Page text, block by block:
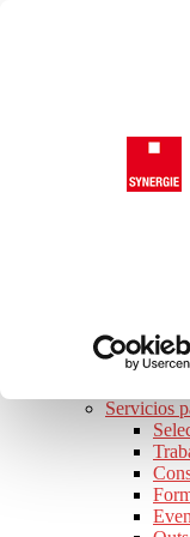
JOB TOUR
Consejos
Preguntas
Servicios